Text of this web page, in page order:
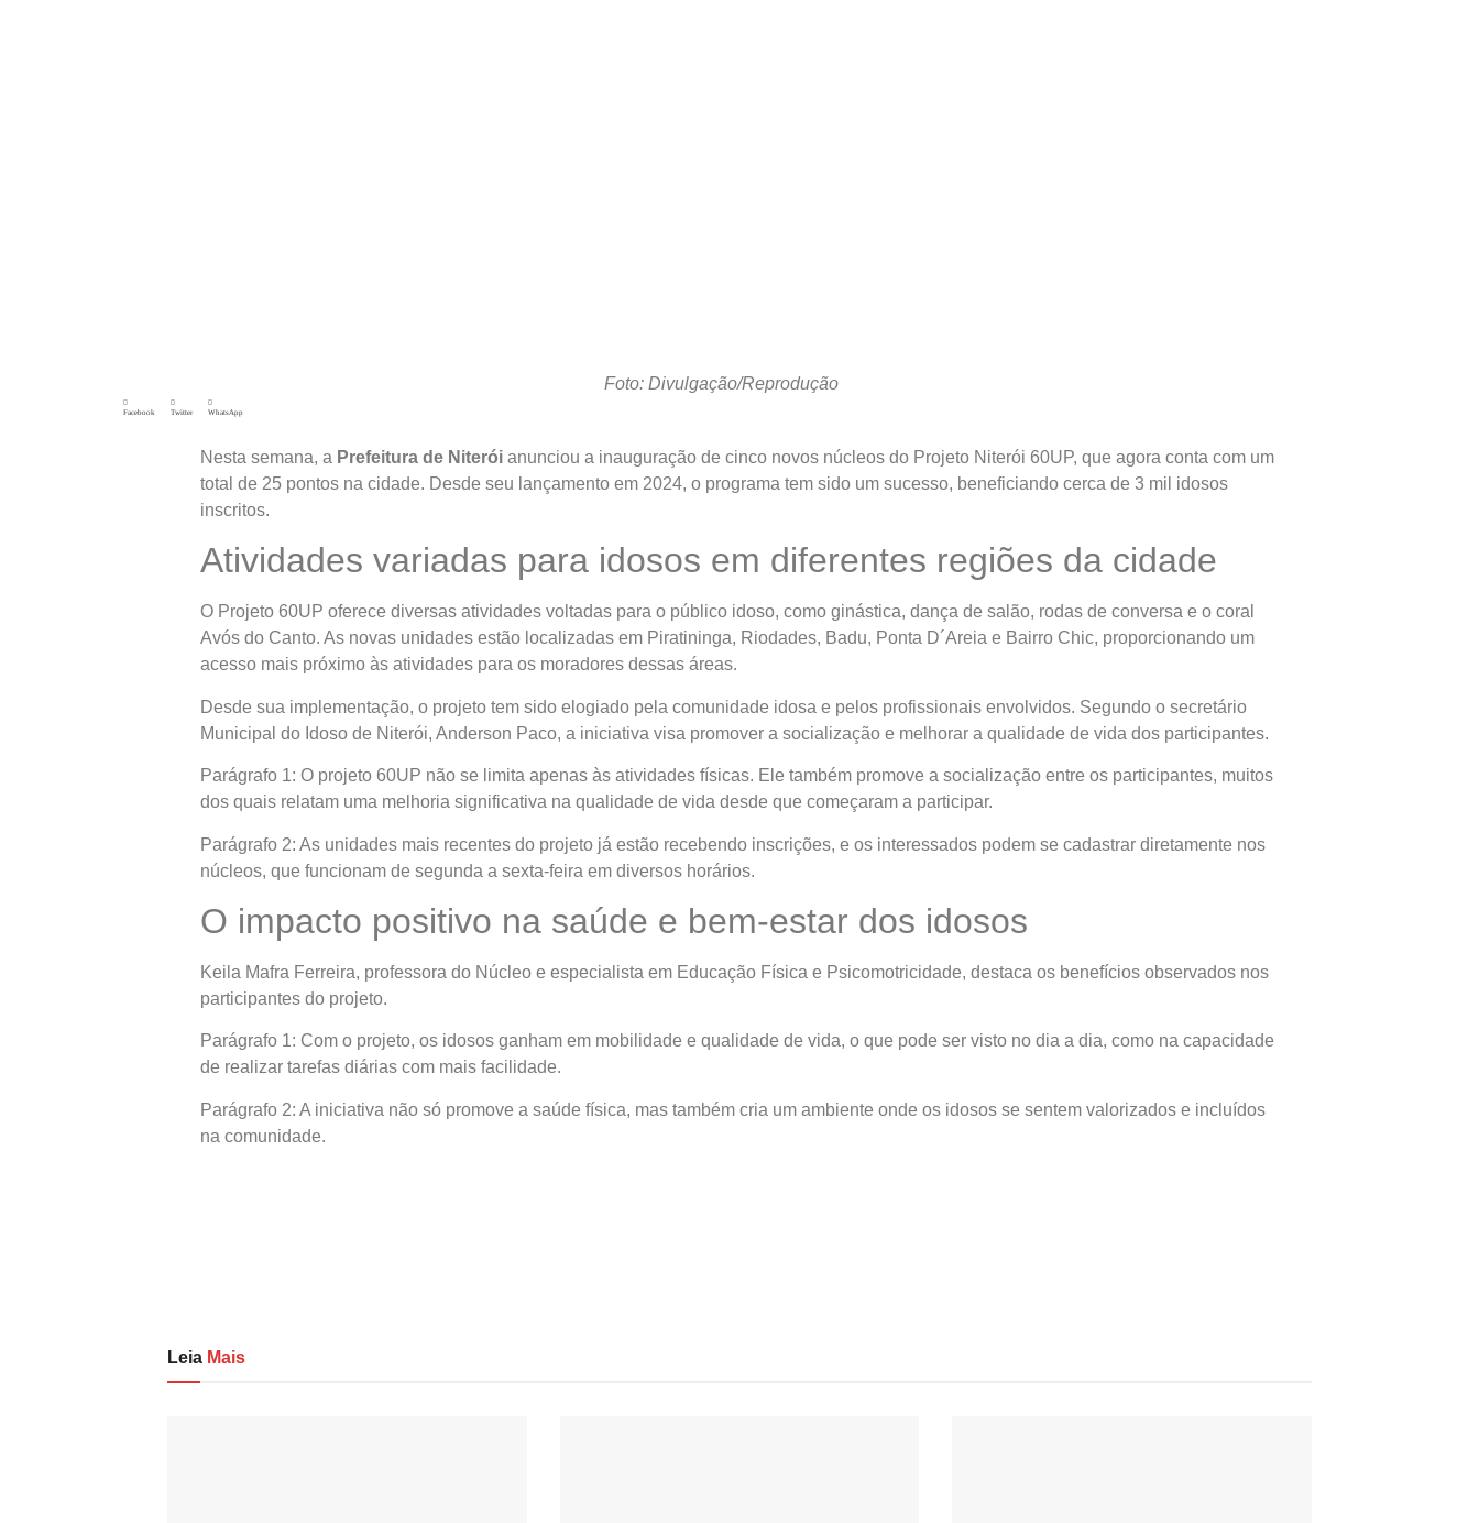
Foto: Divulgação/Reprodução
Facebook Twitter WhatsApp
Nesta semana, a Prefeitura de Niterói anunciou a inauguração de cinco novos núcleos do Projeto Niterói 60UP, que agora conta com um
total de 25 pontos na cidade. Desde seu lançamento em 2024, o programa tem sido um sucesso, beneficiando cerca de 3 mil idosos
inscritos.
Atividades variadas para idosos em diferentes regiões da cidade
O Projeto 60UP oferece diversas atividades voltadas para o público idoso, como ginástica, dança de salão, rodas de conversa e o coral
Avós do Canto. As novas unidades estão localizadas em Piratininga, Riodades, Badu, Ponta D´Areia e Bairro Chic, proporcionando um
acesso mais próximo às atividades para os moradores dessas áreas.
Desde sua implementação, o projeto tem sido elogiado pela comunidade idosa e pelos profissionais envolvidos. Segundo o secretário
Municipal do Idoso de Niterói, Anderson Paco, a iniciativa visa promover a socialização e melhorar a qualidade de vida dos participantes.
Parágrafo 1: O projeto 60UP não se limita apenas às atividades físicas. Ele também promove a socialização entre os participantes, muitos
dos quais relatam uma melhoria significativa na qualidade de vida desde que começaram a participar.
Parágrafo 2: As unidades mais recentes do projeto já estão recebendo inscrições, e os interessados podem se cadastrar diretamente nos
núcleos, que funcionam de segunda a sexta-feira em diversos horários.
O impacto positivo na saúde e bem-estar dos idosos
Keila Mafra Ferreira, professora do Núcleo e especialista em Educação Física e Psicomotricidade, destaca os benefícios observados nos
participantes do projeto.
Parágrafo 1: Com o projeto, os idosos ganham em mobilidade e qualidade de vida, o que pode ser visto no dia a dia, como na capacidade
de realizar tarefas diárias com mais facilidade.
Parágrafo 2: A iniciativa não só promove a saúde física, mas também cria um ambiente onde os idosos se sentem valorizados e incluídos
na comunidade.
Leia Mais